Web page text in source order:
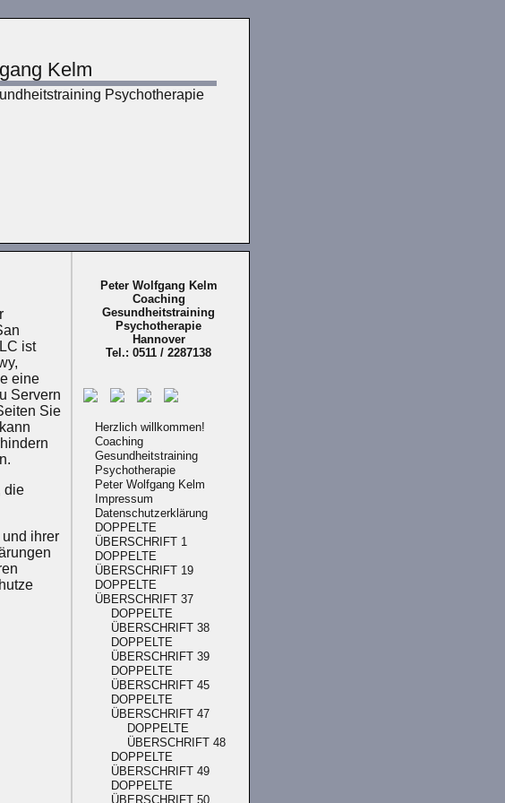
Kelm
Psychotherapie
ist
eine
Servern
Sie
die
ihrer
Peter Wolfgang Kelm
Coaching
Gesundheitstraining
Psychotherapie
Hannover
Tel.: 0511 / 2287138
Herzlich willkommen!
Coaching
Gesundheitstraining
Psychotherapie
Peter Wolfgang Kelm
Impressum
Datenschutzerklärung
DOPPELTE
ÜBERSCHRIFT 1
DOPPELTE
ÜBERSCHRIFT 19
DOPPELTE
ÜBERSCHRIFT 37
DOPPELTE
ÜBERSCHRIFT 38
DOPPELTE
ÜBERSCHRIFT 39
DOPPELTE
ÜBERSCHRIFT 45
DOPPELTE
ÜBERSCHRIFT 47
DOPPELTE
ÜBERSCHRIFT 48
DOPPELTE
ÜBERSCHRIFT 49
DOPPELTE
ÜBERSCHRIFT 50